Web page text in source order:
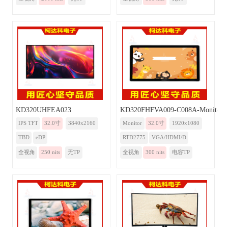
KD320UHFEA023
IPS TFT 32.0寸 3840x2160
TBD eDP
全视角 250 nits 无TP
KD320FHFVA009-C008A-Monitor-
Monitor 32.0寸 1920x1080
RTD2775 VGA/HDMI/D
全视角 300 nits 电容TP